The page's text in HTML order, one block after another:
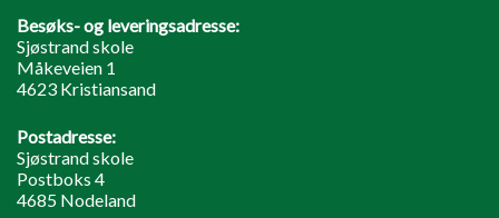
Besøks- og leveringsadresse:
Sjøstrand skole
Måkeveien 1
4623 Kristiansand
Postadresse:
Sjøstrand skole
Postboks 4
4685 Nodeland